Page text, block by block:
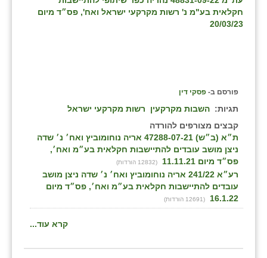
חקלאית בע"מ נ' רשות מקרקעי ישראל ואח', פס״ד מיום
20/03/23
פורסם ב- פסקי דין
תגיות: השבות מקרקעין
רשות מקרקעי ישראל
קבצים מצורפים להורדה
ת״א (ב״ש) 47288-07-21 אריה נוחומוביץ ואח׳ נ׳ שדה
ניצן מושב עובדים להתיישבות חקלאית בע״מ ואח׳,
פס״ד מיום 11.11.21
(12832 הורדות)
רע״א 241/22 אריה נוחומוביץ ואח׳ נ׳ שדה ניצן מושב
עובדים להתיישבות חקלאית בע״מ ואח׳, פס״ד מיום
16.1.22
(12691 הורדות)
קרא עוד...